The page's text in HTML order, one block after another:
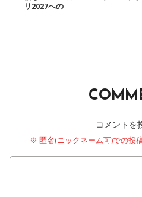
リ2027への
コメントを
※ 匿名(ニックネーム可)での投